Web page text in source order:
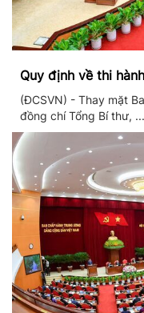
Quy định về thi
(ĐCSVN) - Thay mặt
đồng chí Tổng Bí thư, ...